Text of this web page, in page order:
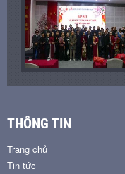
THÔNG TIN
Trang chủ
Tin tức